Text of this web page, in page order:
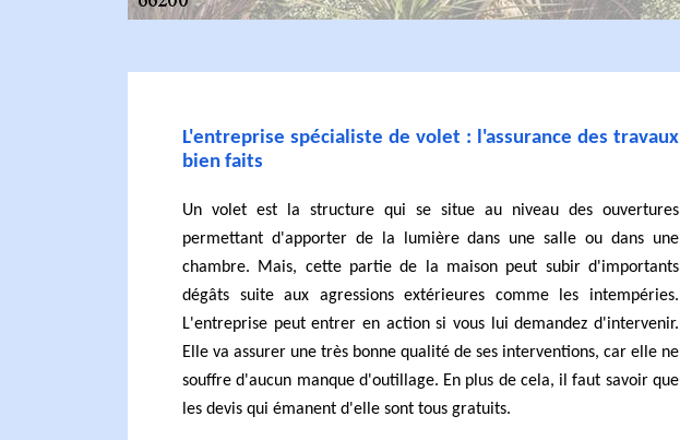
L'entreprise spécialiste de volet : l'assurance des travaux
bien faits
Un volet est la structure qui se situe au niveau des ouvertures
permettant d'apporter de la lumière dans une salle ou dans une
chambre. Mais, cette partie de la maison peut subir d'importants
dégâts suite aux agressions extérieures comme les intempéries.
L'entreprise peut entrer en action si vous lui demandez d'intervenir.
Elle va assurer une très bonne qualité de ses interventions, car elle ne
souffre d'aucun manque d'outillage. En plus de cela, il faut savoir que
les devis qui émanent d'elle sont tous gratuits.